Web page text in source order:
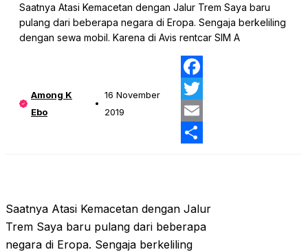
Saatnya Atasi Kemacetan dengan Jalur Trem Saya baru
pulang dari beberapa negara di Eropa. Sengaja berkeliling
dengan sewa mobil. Karena di Avis rentcar SIM A
Among K
Ebo
16 November
2019
Saatnya Atasi Kemacetan dengan Jalur
Trem Saya baru pulang dari beberapa
negara di Eropa. Sengaja berkeliling